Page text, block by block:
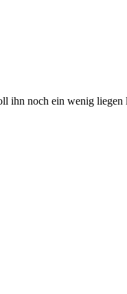
ihn noch ein wenig liegen